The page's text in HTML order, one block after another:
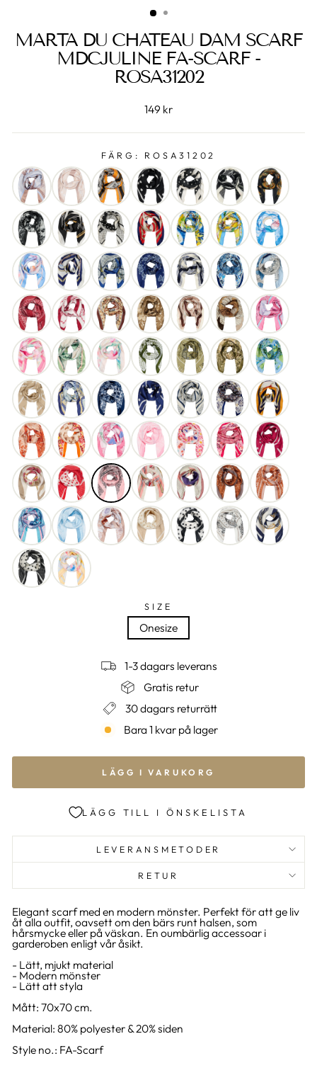
MARTA DU CHATEAU DAM SCARF
MDCJULINE FA-SCARF -
ROSA31202
149 kr
FÄRG: ROSA31202
SIZE
Onesize
1-3 dagars leverans
Gratis retur
30 dagars returrätt
Bara 1 kvar på lager
LÄGG I VARUKORG
LÄGG TILL I ÖNSKELISTA
LEVERANSMETODER
RETUR
Elegant scarf med en modern mönster. Perfekt för att ge liv
åt alla outfit, oavsett om den bärs runt halsen, som
hårsmycke eller på väskan. En oumbärlig accessoar i
garderoben enligt vår åsikt.
- Lätt, mjukt material
- Modern mönster
- Lätt att styla
Mått: 70x70 cm.
Material: 80% polyester & 20% siden
Style no.: FA-Scarf